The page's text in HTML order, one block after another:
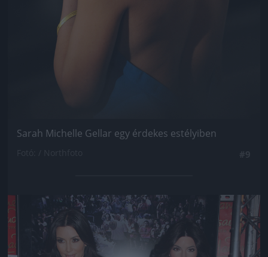
Sarah Michelle Gellar egy érdekes estélyiben
Jön még kép!